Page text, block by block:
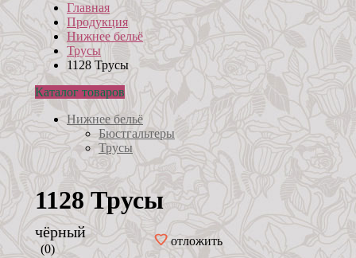
Главная
Продукция
Нижнее бельё
Трусы
1128 Трусы
Каталог товаров
Нижнее бельё
Бюстгальтеры
Трусы
1128 Трусы
чёрный
(0)
отложить